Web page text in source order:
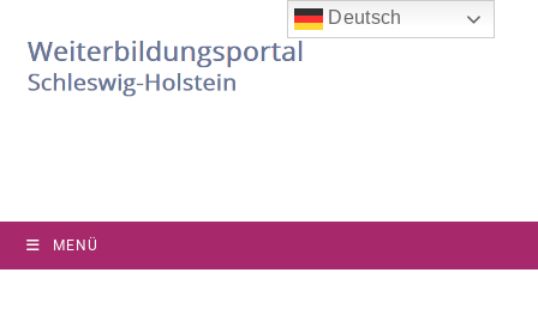
Inhalt
springen
MENÜ
Deutsch